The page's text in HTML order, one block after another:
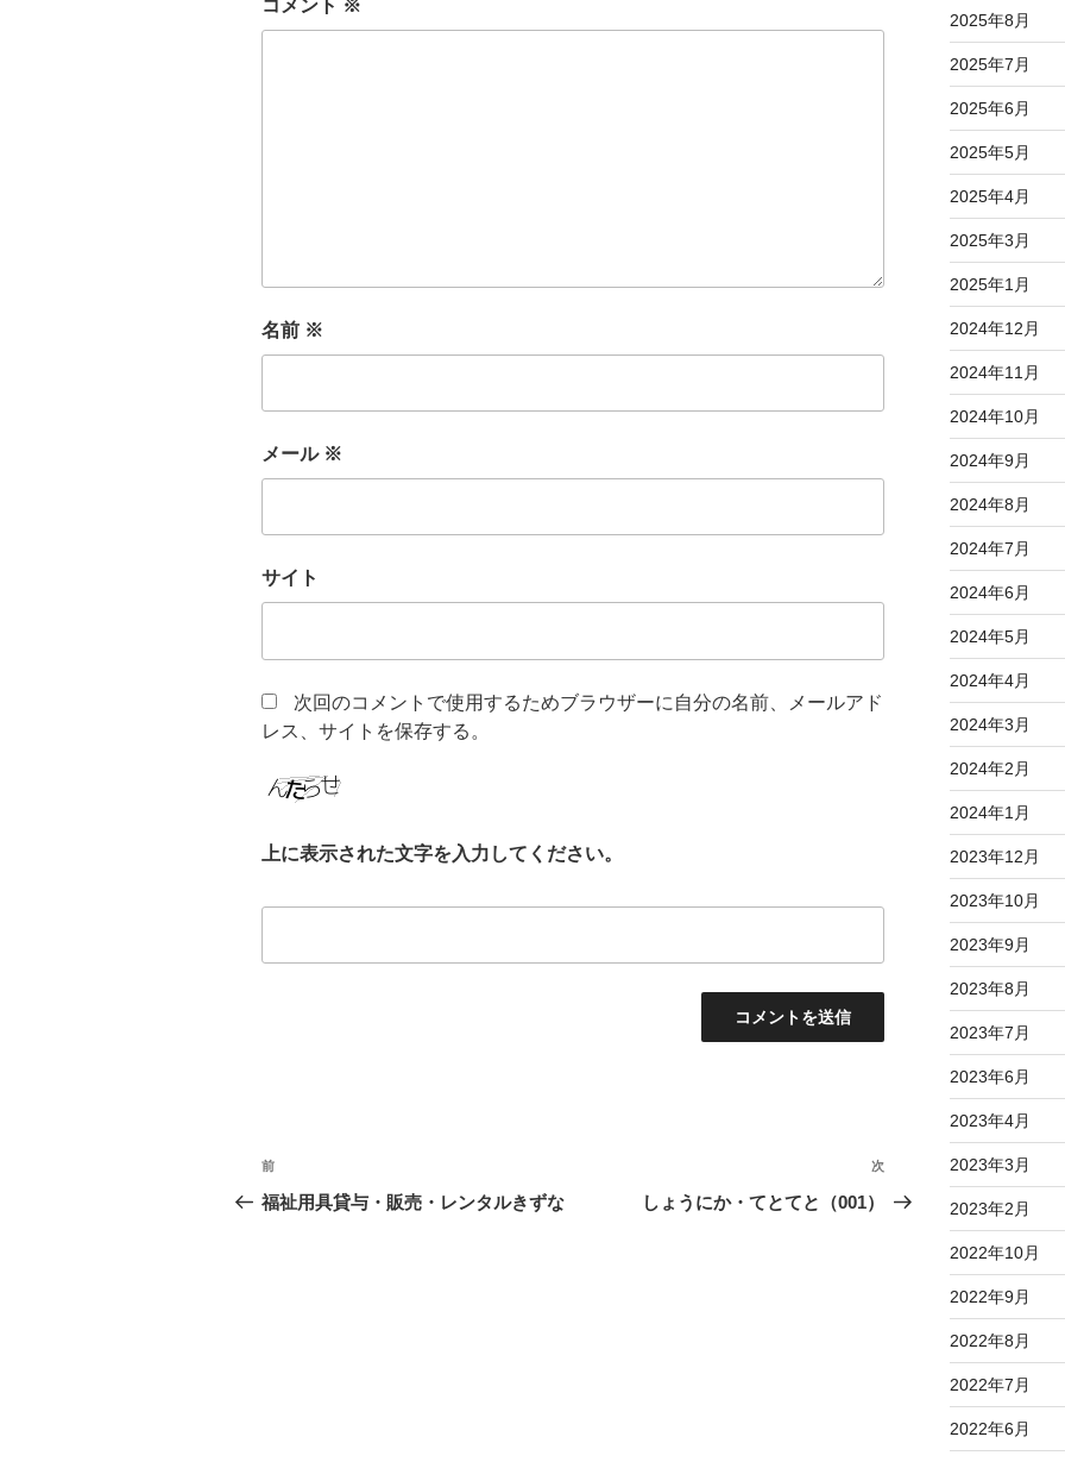
コメント ※
名前 ※
メール ※
サイト
次回のコメントで使用するためブラウザーに自分の名前、メールアド
レス、サイトを保存する。
上に表示された文字を入力してください。
投
稿
前
の
前
福祉用具貸与・販売・レンタルきずな
次
の
次
しょうにか・てとてと（001）
2025年8月
2025年7月
2025年6月
2025年5月
2025年4月
2025年3月
2025年1月
2024年12月
2024年11月
2024年10月
2024年9月
2024年8月
2024年7月
2024年6月
2024年5月
2024年4月
2024年3月
2024年2月
2024年1月
2023年12月
2023年10月
2023年9月
2023年8月
2023年7月
2023年6月
2023年4月
2023年3月
2023年2月
2022年10月
2022年9月
2022年8月
2022年7月
2022年6月